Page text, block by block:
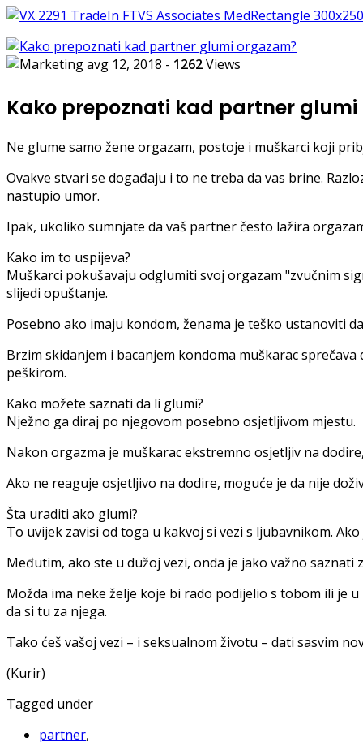
avg 12, 2018 - 1262Views
Kako prepoznati kad partner
Ne glume samo žene orgazam, postoje i muškarci koji
Ovakve stvari se događaju i to ne treba da vas brine.
nastupio umor.
Ipak, ukoliko sumnjate da vaš partner često lažira
Kako im to uspijeva?
Muškarci pokušavaju odglumiti svoj orgazam "zvučnim
slijedi opuštanje.
Posebno ako imaju kondom, ženama je teško ustanoviti
Brzim skidanjem i bacanjem kondoma muškarac
peškirom.
Kako možete saznati da li glumi?
Nježno ga diraj po njegovom posebno osjetljivom mjestu.
Nakon orgazma je muškarac ekstremno osjetljiv na
Ako ne reaguje osjetljivo na dodire, moguće je da nije
Šta uraditi ako glumi?
To uvijek zavisi od toga u kakvoj si vezi s ljubavnikom.
Međutim, ako ste u dužoj vezi, onda je jako važno
Možda ima neke želje koje bi rado podijelio s tobom ili je
da si tu za njega.
Tako ćeš vašoj vezi – i seksualnom životu – dati sasvim
(Kurir)
Tagged under
partner,